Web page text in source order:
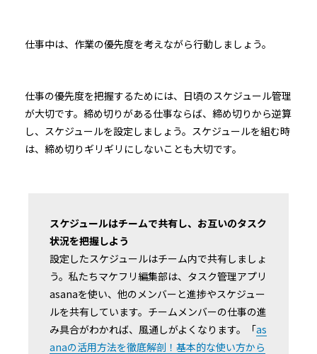
仕事中は、作業の優先度を考えながら行動しましょう。
仕事の優先度を把握するためには、日頃のスケジュール管理
が大切です。締め切りがある仕事ならば、締め切りから逆算
し、スケジュールを設定しましょう。スケジュールを組む時
は、締め切りギリギリにしないことも大切です。
スケジュールはチームで共有し、お互いのタスク
状況を把握しよう
設定したスケジュールはチーム内で共有しましょ
う。私たちマケフリ編集部は、タスク管理アプリ
asanaを使い、他のメンバーと進捗やスケジュー
ルを共有しています。チームメンバーの仕事の進
み具合がわかれば、風通しがよくなります。「as
anaの活用方法を徹底解剖！基本的な使い方から